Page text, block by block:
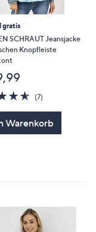
gratis
SCHRAUT Jeansjacke
Knopfleiste
4.6
von
(7)
Warenkorb